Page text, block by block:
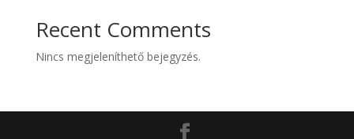
Recent Comments
Nincs megjeleníthető bejegyzés.